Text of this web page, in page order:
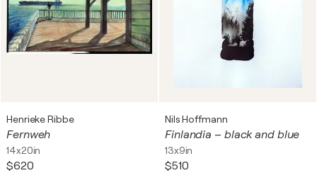
Henrieke Ribbe
Fernweh
14x20in
$620
Nils Hoffmann
Finlandia – black and blue
13x9in
$510